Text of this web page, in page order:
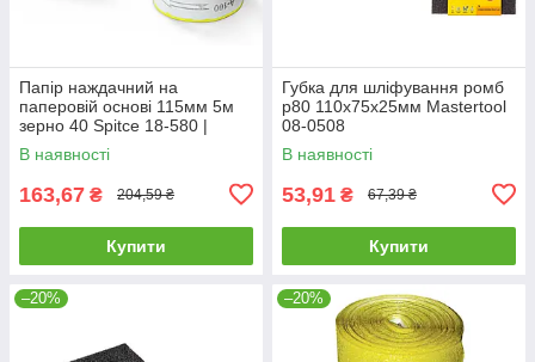
Папір наждачний на
паперовій основі 115мм 5м
зерно 40 Spitce 18-580 |
шліфшкурка Бумага
наждачная на бумажной
В наявності
163,67 ₴ 204,59 ₴
Купити
Губка для шліфування ромб
р80 110х75х25мм Mastertool
08-0508
В наявності
53,91 ₴ 67,39 ₴
Купити
–20% –20%